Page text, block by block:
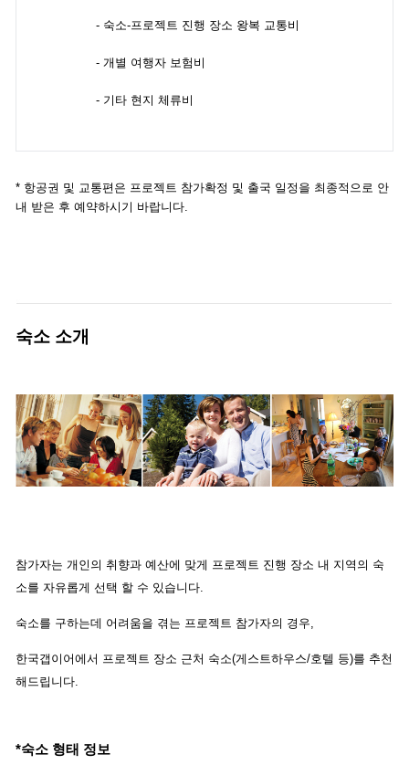
- 숙소-프로젝트 진행 장소 왕복 교통비
- 개별 여행자 보험비
- 기타 현지 체류비
* 항공권 및 교통편은 프로젝트 참가확정 및 출국 일정을 최종적으로 안
내 받은 후 예약하시기 바랍니다.
숙소 소개
참가자는 개인의 취향과 예산에 맞게 프로젝트 진행 장소 내 지역의 숙
소를 자유롭게 선택 할 수 있습니다.
숙소를 구하는데 어려움을 겪는 프로젝트 참가자의 경우,
한국갭이어에서 프로젝트 장소 근처 숙소(게스트하우스/호텔 등)를 추천
해드립니다.
*숙소 형태 정보